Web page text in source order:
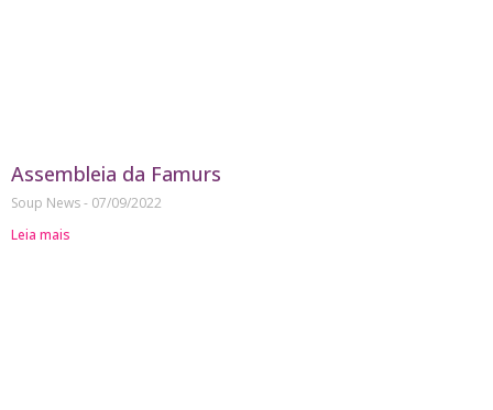
Assembleia da Famurs
Soup News
07/09/2022
Leia mais